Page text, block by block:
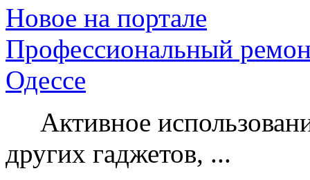
Новое на портале
Профессиональный
Одессе
Активное
других гаджетов, ...